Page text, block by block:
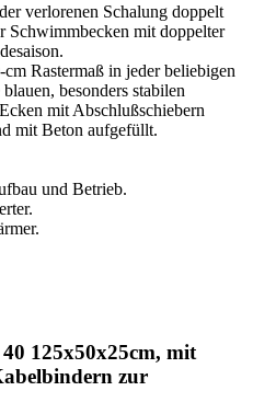
verlorenen Schalung doppelt
Schwimmbecken mit doppelter
Rastermaß in jeder beliebigen
besonders stabilen
mit Abschlußschiebern
mit Beton aufgefüllt.
und Betrieb.
125x50x25cm, mit
zur